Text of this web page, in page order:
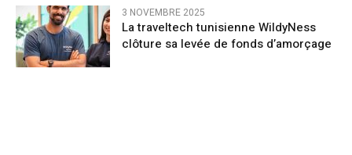
3 NOVEMBRE 2025
La traveltech tunisienne WildyNess
clôture sa levée de fonds d’amorçage